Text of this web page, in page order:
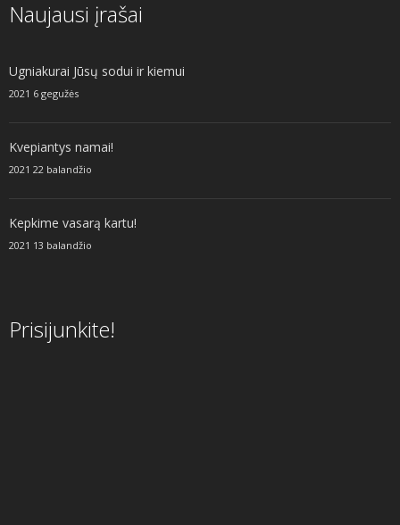
Naujausi įrašai
Ugniakurai Jūsų sodui ir kiemui
2021 6 gegužės
Kvepiantys namai!
2021 22 balandžio
Kepkime vasarą kartu!
2021 13 balandžio
Prisijunkite!